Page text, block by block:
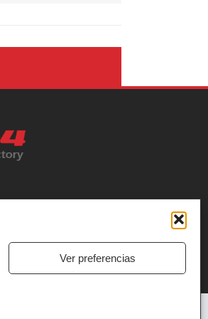
Ver preferencias